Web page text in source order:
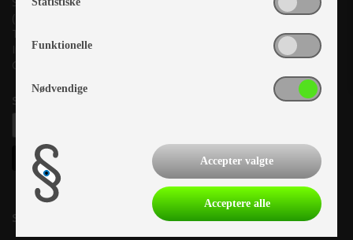
(Lige ud til Grenåvej)
Tlf. +45 87 10 98 70
Info@as-kcc.dk
CVR: 33 38 77 33
Samtykke til nyhedsbrev
Salgsafdeling:
Funktionelle
Nødvendige
Accepter valgte
Acceptere alle